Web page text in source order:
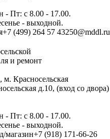
Пт: с 8.00 - 17.00.
- выходной.
+7 (499) 264 57 43250@mddl.ru
и ремонт
м. Красносельская
д.10, (вход со двора)
Пт: с 8.00 - 17.00.
- выходной.
магазин+7 (918) 171-66-26